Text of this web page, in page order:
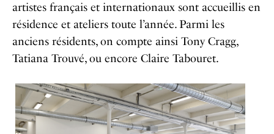
artistes français et internationaux sont accueillis en
résidence et ateliers toute l’année. Parmi les
anciens résidents, on compte ainsi Tony Cragg,
Tatiana Trouvé, ou encore Claire Tabouret.